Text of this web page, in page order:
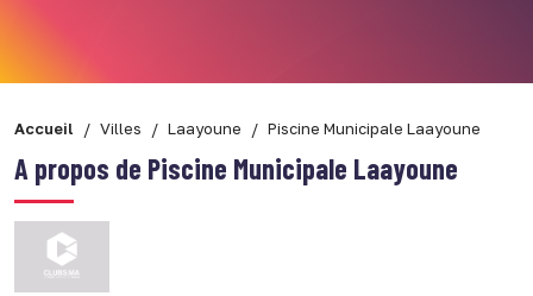
Accueil Villes Laayoune Piscine Municipale Laayoune
A propos de Piscine Municipale Laayoune